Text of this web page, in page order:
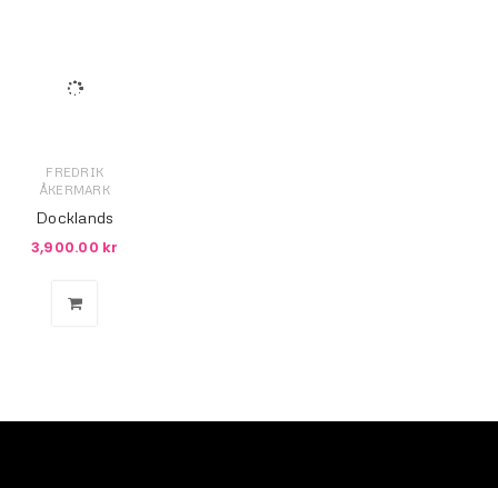
FREDRIK
ÅKERMARK
Docklands
3,900.00 kr